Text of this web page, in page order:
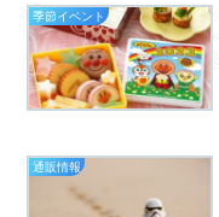
季節イベント
通販情報